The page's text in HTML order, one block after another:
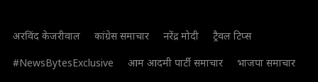
अरविंद केजरीवाल कांग्रेस समाचार नरेंद्र मोदी
ट्रैवल टिप्स
#NewsBytesExclusive
आम आदमी पार्टी समाचार
भाजपा समाचार